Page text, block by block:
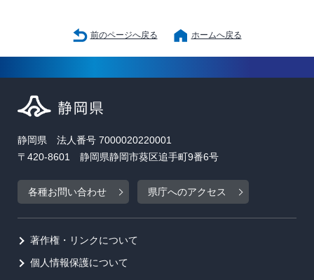
前のページへ戻る ホームへ戻る
静岡県 法人番号 7000020220001
〒420-8601 静岡県静岡市葵区追手町9番6号
各種お問い合わせ 県庁へのアクセス
著作権・リンクについて
個人情報保護について